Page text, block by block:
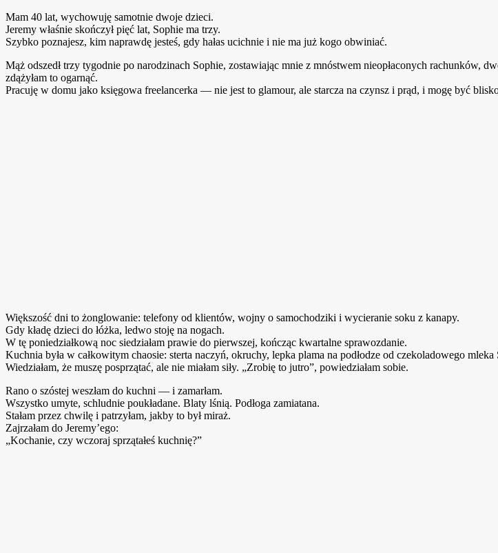
Mam 40 lat, wychowuję samotnie dwoje dzieci.
Jeremy właśnie skończył pięć lat, Sophie ma trzy.
Szybko poznajesz, kim naprawdę jesteś, gdy hałas ucichnie i nie ma już kogo obwiniać.
Mąż odszedł trzy tygodnie po narodzinach Sophie, zostawiając mnie z mnóstwem nieopłaconych rachunków,
zdążyłam to ogarnąć.
Pracuję w domu jako księgowa freelancerka — nie jest to glamour, ale starcza na czynsz i prąd, i mogę być
Większość dni to żonglowanie: telefony od klientów, wojny o samochodziki i wycieranie soku z kanapy.
Gdy kładę dzieci do łóżka, ledwo stoję na nogach.
W tę poniedziałkową noc siedziałam prawie do pierwszej, kończąc kwartalne sprawozdanie.
Kuchnia była w całkowitym chaosie: sterta naczyń, okruchy, lepka plama na podłodze od czekoladowego mleka
Wiedziałam, że muszę posprzątać, ale nie miałam siły. „Zrobię to jutro”, powiedziałam sobie.
Rano o szóstej weszłam do kuchni — i zamarłam.
Wszystko umyte, schludnie poukładane. Blaty lśnią. Podłoga zamiatana.
Stałam przez chwilę i patrzyłam, jakby to był miraż.
Zajrzałam do Jeremy’ego:
„Kochanie, czy wczoraj sprzątałeś kuchnię?”